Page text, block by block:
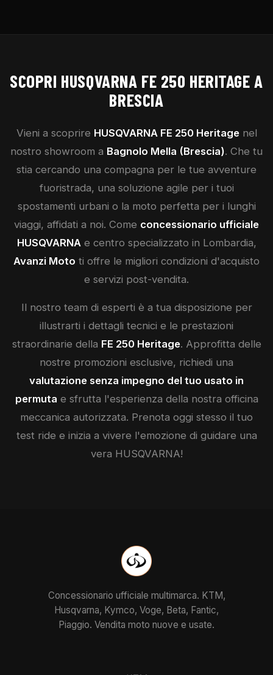
SCOPRI HUSQVARNA FE 250 HERITAGE A
BRESCIA
Vieni a scoprire HUSQVARNA FE 250 Heritagenel
nostro showroom a Bagnolo Mella (Brescia). Che tu
stia cercando una compagna per le tue avventure
fuoristrada, una soluzione agile per i tuoi
spostamenti urbani o la moto perfetta per i lunghi
viaggi, affidati a noi. Come concessionario ufficiale
HUSQVARNAe centro specializzato in Lombardia,
Avanzi Moto ti offre le migliori condizioni d'acquisto
e servizi post-vendita.
Il nostro team di esperti è a tua disposizione per
illustrarti i dettagli tecnici e le prestazioni
straordinarie della FE 250 Heritage. Approfitta delle
nostre promozioni esclusive, richiedi una
valutazione senza impegno del tuo usato in
permuta e sfrutta l'esperienza della nostra officina
meccanica autorizzata. Prenota oggi stesso il tuo
test ride e inizia a vivere l'emozione di guidare una
vera HUSQVARNA!
Concessionario ufficiale multimarca. KTM,
Husqvarna, Kymco, Voge, Beta, Fantic,
Piaggio. Vendita moto nuove e usate.